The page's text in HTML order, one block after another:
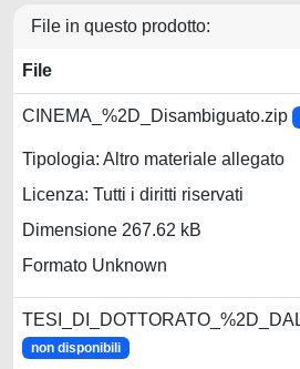
File in questo prodotto:
File
CINEMA_%2D_Disambiguato.zip
Tipologia: Altro materiale allegato
Licenza: Tutti i diritti riservati
Dimensione 267.62 kB
Formato Unknown
non disponibili